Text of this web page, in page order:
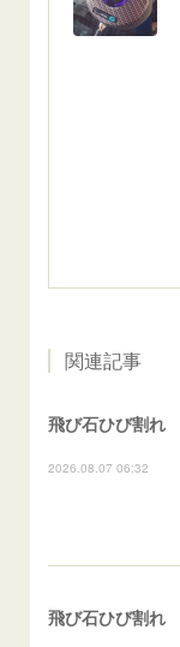
関連記事
2026.08.07 06:32